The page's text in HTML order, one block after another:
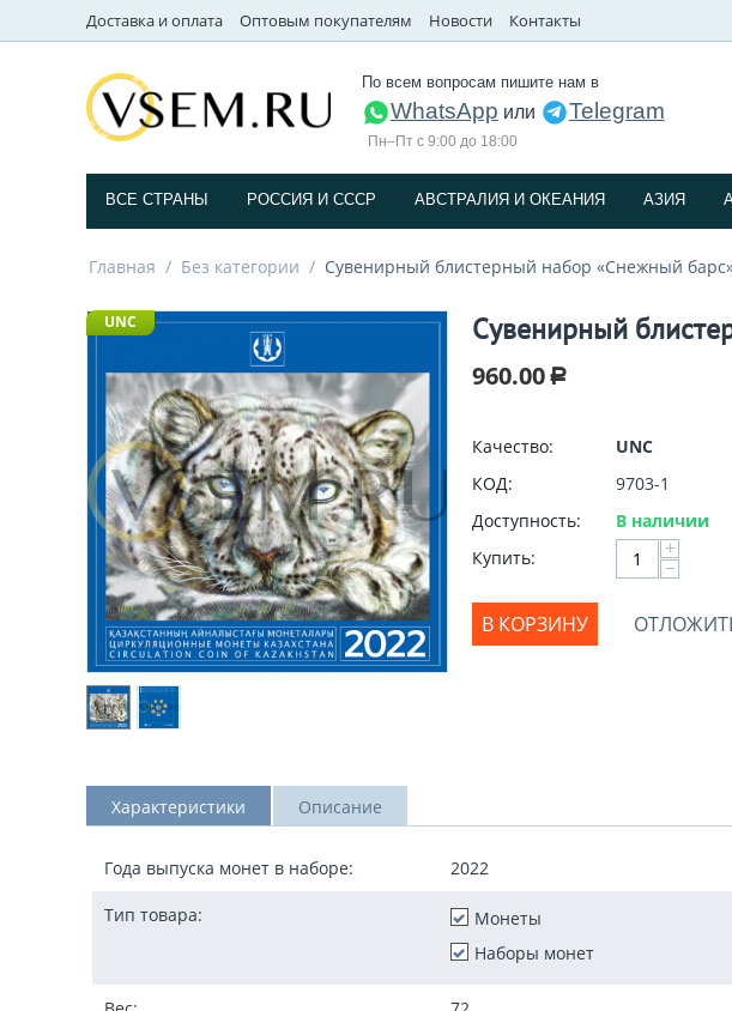
Доставка и оплата Оптовым покупателям Новости Контакты
По всем вопросам пишите нам в
WhatsApp или Telegram
Пн–Пт с 9:00 до 18:00
ВСЕ СТРАНЫ РОССИЯ И СССP АВСТРАЛИЯ И ОКЕАНИЯ АЗИЯ
Главная / Без категории / Cувенирный блистерный набор «Снежный
UNC Cувенирный
960.00 Р
Качество:
UNC
КОД:
9703-1
Доступность:
В наличии
Купить:
+
−
В КОРЗИНУ
Характеристики Описание
Года выпуска монет в наборе: 2022
Тип товара:
Монеты
Наборы монет